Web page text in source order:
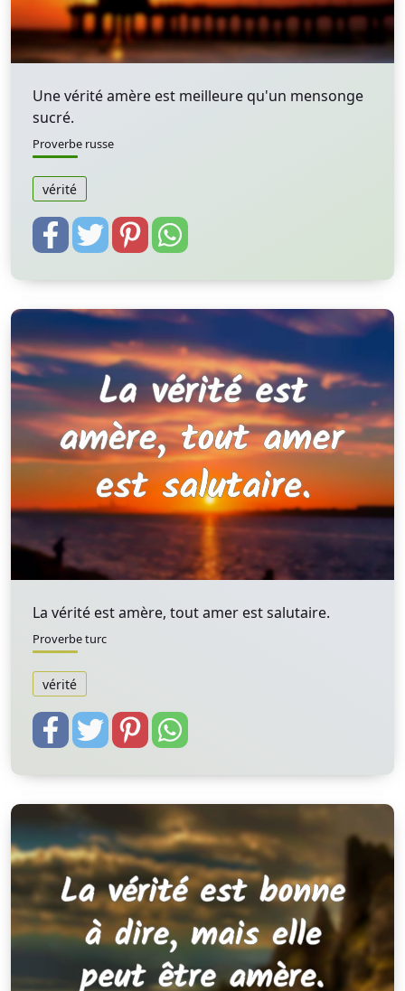
Une vérité amère est meilleure qu'un mensonge
sucré.
Proverbe russe
vérité
La vérité est amère, tout amer est salutaire.
Proverbe turc
vérité